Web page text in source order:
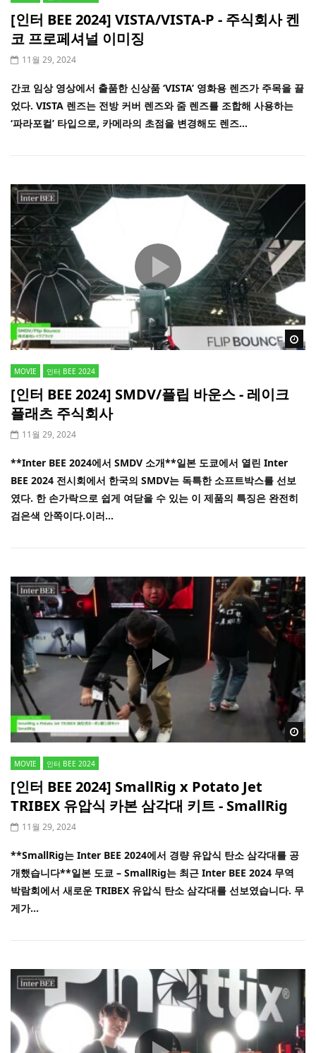
[인터 BEE 2024] VISTA/VISTA-P - 주식회사 켄
코 프로페셔널 이미징
11월 29, 2024
간코 임상 영상에서 출품한 신상품 ‘VISTA’ 영화용 렌즈가 주목을 끌
었다. VISTA 렌즈는 전방 커버 렌즈와 줌 렌즈를 조합해 사용하는
‘파라포컬’ 타입으로, 카메라의 초점을 변경해도 렌즈...
MOVIE 인터 BEE 2024
[인터 BEE 2024] SMDV/플립 바운스 - 레이크
플래츠 주식회사
11월 29, 2024
**Inter BEE 2024에서 SMDV 소개**일본 도쿄에서 열린 Inter
BEE 2024 전시회에서 한국의 SMDV는 독특한 소프트박스를 선보
였다. 한 손가락으로 쉽게 여닫을 수 있는 이 제품의 특징은 완전히
검은색 안쪽이다.이러...
MOVIE 인터 BEE 2024
[인터 BEE 2024] SmallRig x Potato Jet
TRIBEX 유압식 카본 삼각대 키트 - SmallRig
11월 29, 2024
**SmallRig는 Inter BEE 2024에서 경량 유압식 탄소 삼각대를 공
개했습니다**일본 도쿄 – SmallRig는 최근 Inter BEE 2024 무역
박람회에서 새로운 TRIBEX 유압식 탄소 삼각대를 선보였습니다. 무
게가...